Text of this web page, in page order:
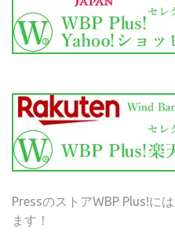
PressのストアWBP Plus!に
ます！